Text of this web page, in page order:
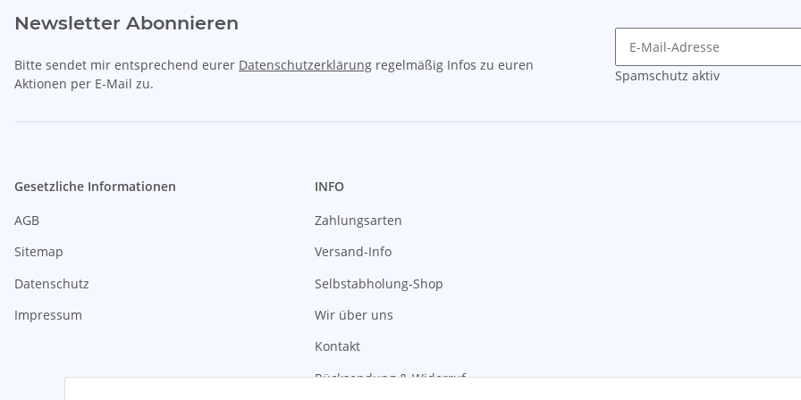
Newsletter Abonnieren
Bitte sendet mir entsprechend eurer Datenschutzerklärung regelmäßig Infos zu euren
Aktionen per E-Mail zu.
Spamschutz aktiv
Gesetzliche Informationen
AGB
Sitemap
Datenschutz
Impressum
INFO
Zahlungsarten
Versand-Info
Selbstabholung-Shop
Wir über uns
Kontakt
Rücksendung & Widerruf